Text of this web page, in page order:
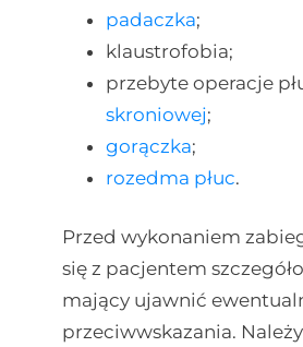
padaczka;
klaustrofobia;
przebyte operacje
skroniowej;
gorączka;
rozedma płuc.
Przed wykonaniem
się z pacjentem
mający ujawnić
przeciwwskazania.